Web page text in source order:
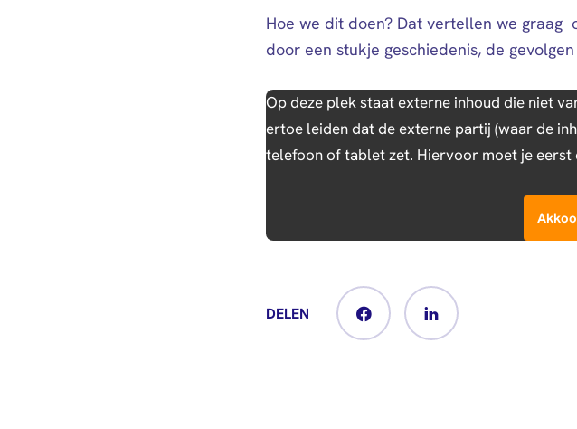
Hoe we dit doen? Dat vertellen we graag
door een stukje geschiedenis, de
Op deze plek staat externe inhoud die niet
ertoe leiden dat de externe partij (waar de
telefoon of tablet zet. Hiervoor moet je eerst
DELEN